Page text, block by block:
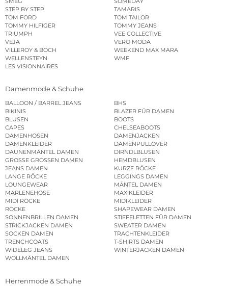
STEP BY STEP
TAMARIS
TOM FORD
TOM TAILOR
TOMMY HILFIGER
TOMMY JEANS
TRIUMPH
VEE COLLECTIVE
VEJA
VERO MODA
VILLEROY & BOCH
WEEKEND MAX MARA
WELLENSTEYN
WMF
LES VISIONNAIRES
Damenmode & Schuhe
BALLOON / BARREL JEANS
BHS
BIKINIS
BLAZER FÜR DAMEN
BLUSEN
BOOTS
CAPES
CHELSEABOOTS
DAMENHOSEN
DAMENJACKEN
DAMENKLEIDER
DAMENPULLOVER
DAUNENMÄNTEL DAMEN
DIRNDLBLUSEN
GROSSE GRÖSSEN DAMEN
HEMDBLUSEN
JEANS DAMEN
KURZE RÖCKE
LANGE RÖCKE
LEGGINGS DAMEN
LOUNGEWEAR
MÄNTEL DAMEN
MARLENEHOSE
MAXIKLEIDER
MIDI RÖCKE
MIDIKLEIDER
RÖCKE
SHAPEWEAR DAMEN
SONNENBRILLEN DAMEN
STIEFELETTEN FÜR DAMEN
STRICKJACKEN DAMEN
SWEATER DAMEN
SOCKEN DAMEN
TRACHTENKLEIDER
TRENCHCOATS
T-SHIRTS DAMEN
WIDELEG JEANS
WINTERJACKEN DAMEN
WOLLMÄNTEL DAMEN
Herrenmode & Schuhe